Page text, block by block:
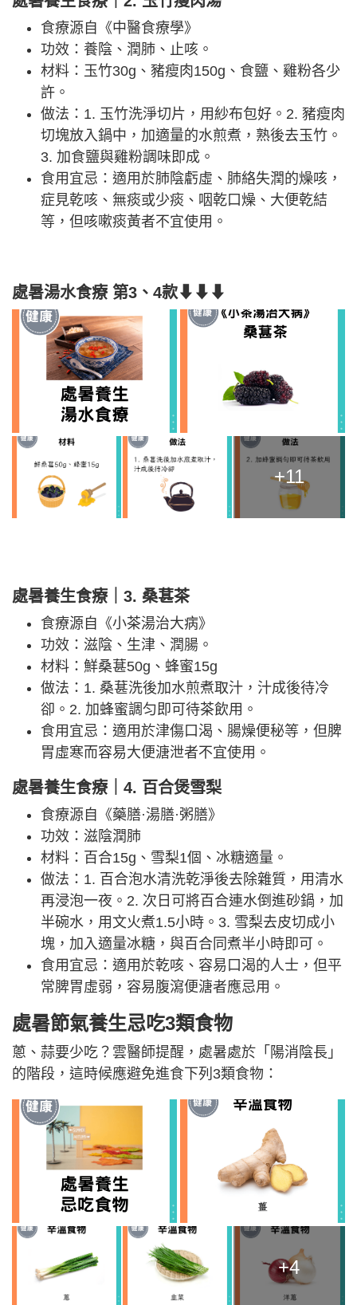
食療源自《中醫食療學》
功效：養陰、潤肺、止咳。
材料：玉竹30g、豬瘦肉150g、食鹽、雞粉各少
許。
做法：1. 玉竹洗淨切片，用紗布包好。2. 豬瘦肉
切塊放入鍋中，加適量的水煎煮，熟後去玉竹。
3. 加食鹽與雞粉調味即成。
食用宜忌：適用於肺陰虧虛、肺絡失潤的燥咳，
症見乾咳、無痰或少痰、咽乾口燥、大便乾結
等，但咳嗽痰黃者不宜使用。
處暑湯水食療 第3、4款⬇⬇⬇
+11
處暑養生食療｜3. 桑葚茶
食療源自《小茶湯治大病》
功效：滋陰、生津、潤腸。
材料：鮮桑葚50g、蜂蜜15g
做法：1. 桑葚洗後加水煎煮取汁，汁成後待冷
卻。2. 加蜂蜜調匀即可待茶飲用。
食用宜忌：適用於津傷口渴、腸燥便秘等，但脾
胃虛寒而容易大便溏泄者不宜使用。
處暑養生食療｜4. 百合煲雪梨
食療源自《藥膳·湯膳·粥膳》
功效：滋陰潤肺
材料：百合15g、雪梨1個、冰糖適量。
做法：1. 百合泡水清洗乾淨後去除雜質，用清水
再浸泡一夜。2. 次日可將百合連水倒進砂鍋，加
半碗水，用文火煮1.5小時。3. 雪梨去皮切成小
塊，加入適量冰糖，與百合同煮半小時即可。
食用宜忌：適用於乾咳、容易口渴的人士，但平
常脾胃虛弱，容易腹瀉便溏者應忌用。
處暑節氣養生忌吃3類食物
蔥、蒜要少吃？雲醫師提醒，處暑處於「陽消陰長」
的階段，這時候應避免進食下列3類食物：
+4